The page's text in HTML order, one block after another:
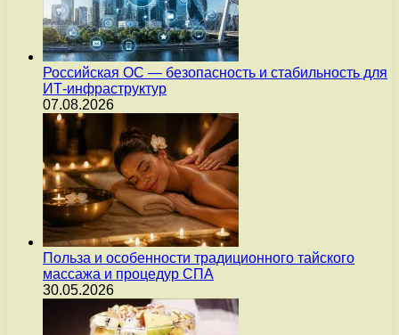
Российская ОС — безопасность и стабильность для
ИТ-инфраструктур
07.08.2026
Польза и особенности традиционного тайского
массажа и процедур СПА
30.05.2026